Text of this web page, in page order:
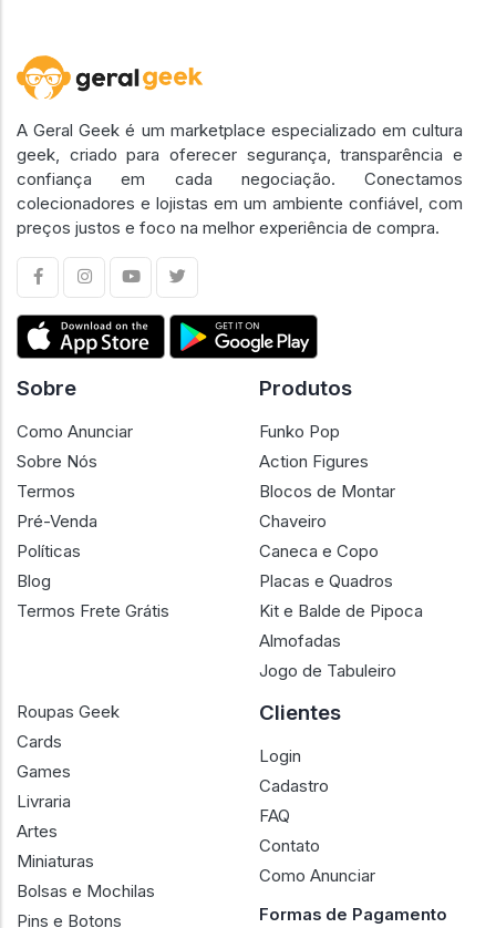
A Geral Geek é um marketplace especializado em cultura
geek, criado para oferecer segurança, transparência e
confiança em cada negociação. Conectamos
colecionadores e lojistas em um ambiente confiável, com
Sobre
Como Anunciar
Sobre Nós
Termos
Pré-Venda
Produtos
Funko Pop
Action Figures
Blocos de Montar
Chaveiro
Caneca e Copo
Placas e Quadros
Almofadas
Jogo de Tabuleiro
Roupas Geek
Cards
Games
Livraria
Artes
Clientes
Login
Cadastro